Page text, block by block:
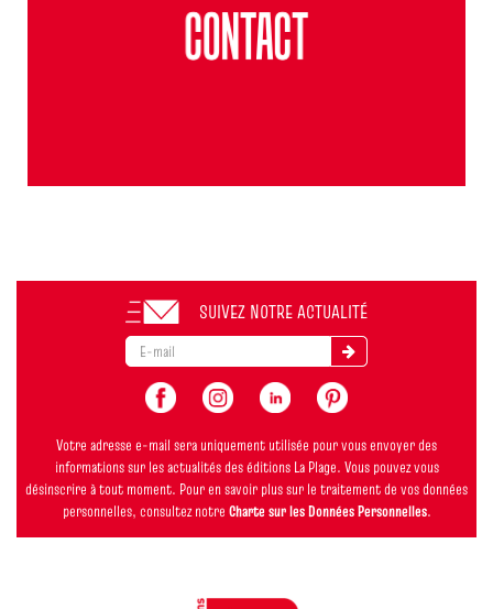
SUIVEZ NOTRE ACTUALITÉ
Votre adresse e-mail sera uniquement utilisée pour vous envoyer des
informations sur les actualités des éditions La Plage. Vous pouvez vous
désinscrire à tout moment. Pour en savoir plus sur le traitement de vos données
personnelles, consultez notre Charte sur les Données Personnelles.